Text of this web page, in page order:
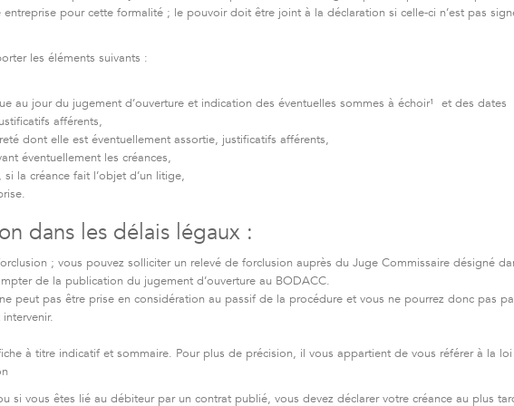
pour cette formalité ; le pouvoir doit être joint à la déclaration si celle-ci n’est pas
les éléments suivants :
au jour du jugement d’ouverture et indication des éventuelles sommes à échoir¹ et des dates
afférents,
dont elle est éventuellement assortie, justificatifs afférents,
éventuellement les créances,
la créance fait l’objet d’un litige,
dans les délais légaux :
; vous pouvez solliciter un relevé de forclusion auprès du Juge Commissaire désigné
de la publication du jugement d’ouverture au BODACC.
peut pas être prise en considération au passif de la procédure et vous ne pourrez donc pas
à titre indicatif et sommaire. Pour plus de précision, il vous appartient de vous référer à la
si vous êtes lié au débiteur par un contrat publié, vous devez déclarer votre créance au plus